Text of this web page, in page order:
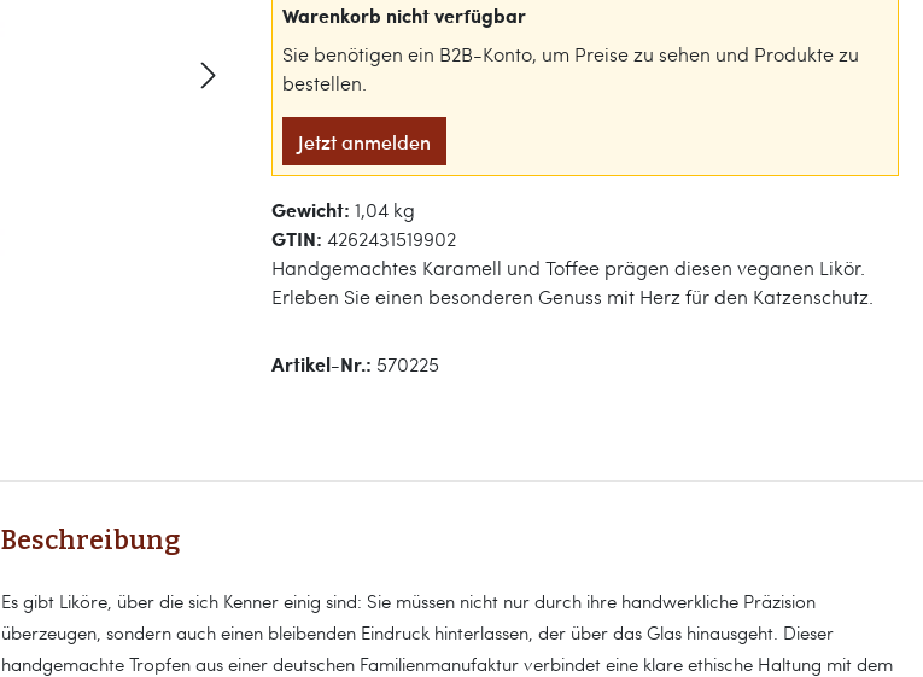
Warenkorb nicht verfügbar
Sie benötigen ein B2B-Konto, um Preise zu sehen und Produkte zu
bestellen.
Jetzt anmelden
Gewicht: 1,04 kg
GTIN: 4262431519902
Handgemachtes Karamell und Toffee prägen diesen veganen Likör.
Erleben Sie einen besonderen Genuss mit Herz für den Katzenschutz.
Artikel-Nr.: 570225
Beschreibung
Es gibt Liköre, über die sich Kenner einig sind: Sie müssen nicht nur durch ihre handwerkliche Präzision
überzeugen, sondern auch einen bleibenden Eindruck hinterlassen, der über das Glas hinausgeht. Dieser
handgemachte Tropfen aus einer deutschen Familienmanufaktur verbindet eine klare ethische Haltung mit dem